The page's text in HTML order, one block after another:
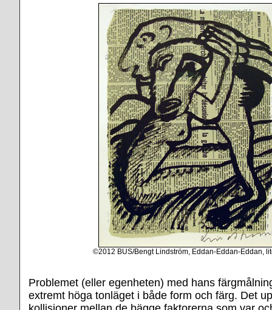
©2012 BUS/Bengt Lindström, Eddan-Eddan-Eddan,
Problemet (eller egenheten) med hans
extremt höga tonläget i både form och färg. Det